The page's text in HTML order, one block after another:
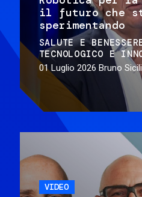
il futuro che
sperimentando
SALUTE E
TECNOLOGICO E
01 Luglio 2026 Bruno
VIDEO